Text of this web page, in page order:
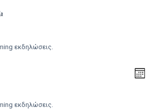
εκδηλώσεις.
εκδηλώσεις.